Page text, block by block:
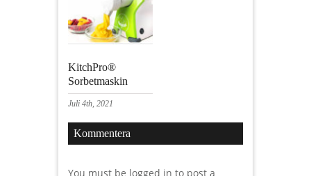
KitchPro®
Sorbetmaskin
Juli 4th, 2021
Kommentera
You must be logged in to post a